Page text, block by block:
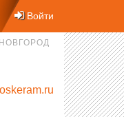
Войти